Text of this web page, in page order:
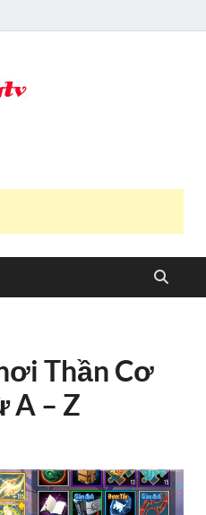
Thần Cơ
A – Z